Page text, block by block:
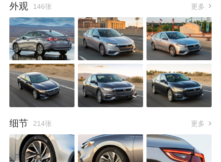
外观 146张 更多
细节 214张 更多